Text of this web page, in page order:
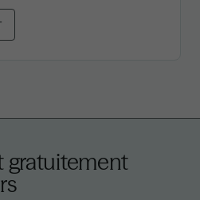
gratuitement